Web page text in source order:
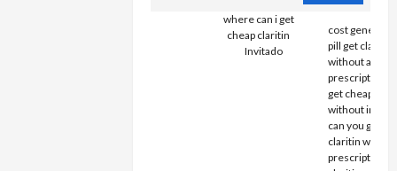
where can i get
cheap claritin
Invitado
cost generic
pill get claritin
without a
prescription
get cheap
without
can you get
claritin
prescription